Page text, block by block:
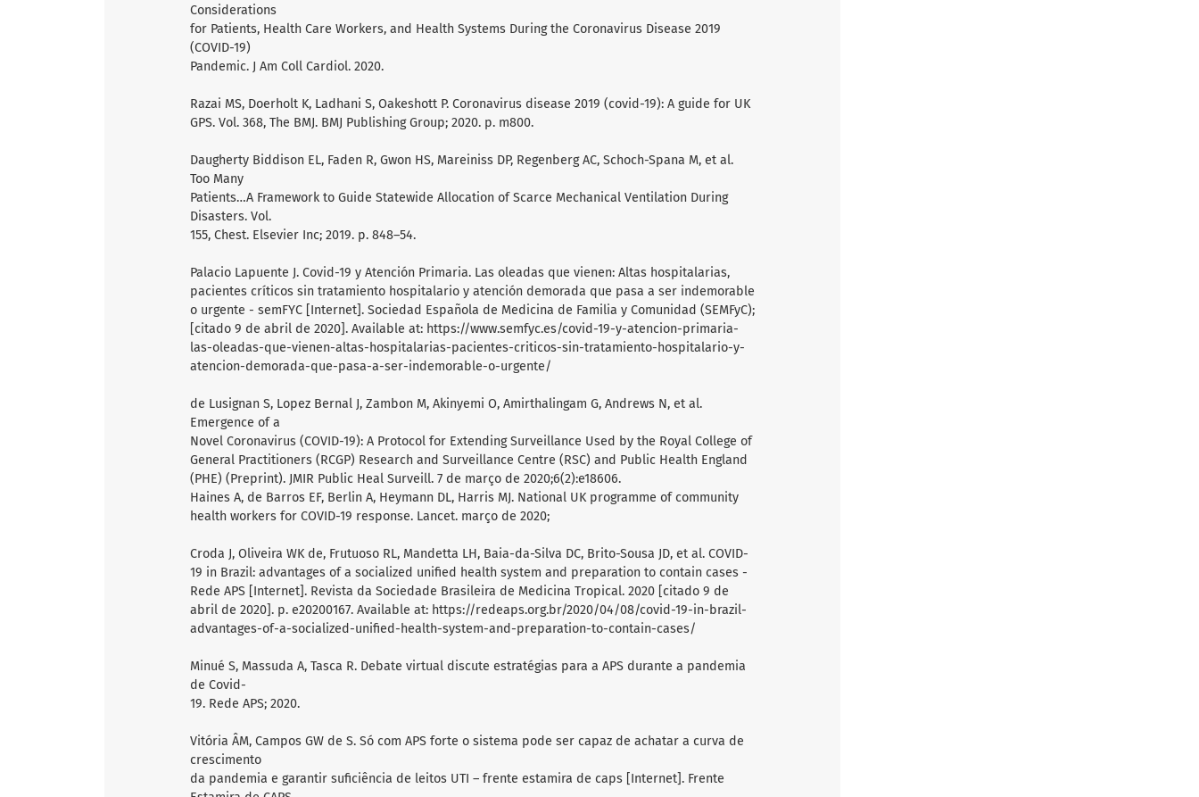
Considerations
for Patients, Health Care Workers, and Health Systems During the Coronavirus Disease 2019
(COVID-19)
Pandemic. J Am Coll Cardiol. 2020.
Razai MS, Doerholt K, Ladhani S, Oakeshott P. Coronavirus disease 2019 (covid-19): A guide for UK
GPS. Vol. 368, The BMJ. BMJ Publishing Group; 2020. p. m800.
Daugherty Biddison EL, Faden R, Gwon HS, Mareiniss DP, Regenberg AC, Schoch-Spana M, et al.
Too Many
Patients…A Framework to Guide Statewide Allocation of Scarce Mechanical Ventilation During
Disasters. Vol.
155, Chest. Elsevier Inc; 2019. p. 848–54.
Palacio Lapuente J. Covid-19 y Atención Primaria. Las oleadas que vienen: Altas hospitalarias,
pacientes críticos sin tratamiento hospitalario y atención demorada que pasa a ser indemorable
o urgente - semFYC [Internet]. Sociedad Española de Medicina de Familia y Comunidad (SEMFyC);
[citado 9 de abril de 2020]. Available at: https://www.semfyc.es/covid-19-y-atencion-primaria-
las-oleadas-que-vienen-altas-hospitalarias-pacientes-criticos-sin-tratamiento-hospitalario-y-
atencion-demorada-que-pasa-a-ser-indemorable-o-urgente/
de Lusignan S, Lopez Bernal J, Zambon M, Akinyemi O, Amirthalingam G, Andrews N, et al.
Emergence of a
Novel Coronavirus (COVID-19): A Protocol for Extending Surveillance Used by the Royal College of
General Practitioners (RCGP) Research and Surveillance Centre (RSC) and Public Health England
(PHE) (Preprint). JMIR Public Heal Surveill. 7 de março de 2020;6(2):e18606.
Haines A, de Barros EF, Berlin A, Heymann DL, Harris MJ. National UK programme of community
health workers for COVID-19 response. Lancet. março de 2020;
Croda J, Oliveira WK de, Frutuoso RL, Mandetta LH, Baia-da-Silva DC, Brito-Sousa JD, et al. COVID-
19 in Brazil: advantages of a socialized unified health system and preparation to contain cases -
Rede APS [Internet]. Revista da Sociedade Brasileira de Medicina Tropical. 2020 [citado 9 de
abril de 2020]. p. e20200167. Available at: https://redeaps.org.br/2020/04/08/covid-19-in-brazil-
advantages-of-a-socialized-unified-health-system-and-preparation-to-contain-cases/
Minué S, Massuda A, Tasca R. Debate virtual discute estratégias para a APS durante a pandemia
de Covid-
19. Rede APS; 2020.
Vitória ÂM, Campos GW de S. Só com APS forte o sistema pode ser capaz de achatar a curva de
crescimento
da pandemia e garantir suficiência de leitos UTI – frente estamira de caps [Internet]. Frente